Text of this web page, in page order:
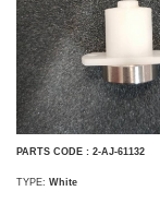
PARTS CODE : 2-AJ-61132
TYPE: White